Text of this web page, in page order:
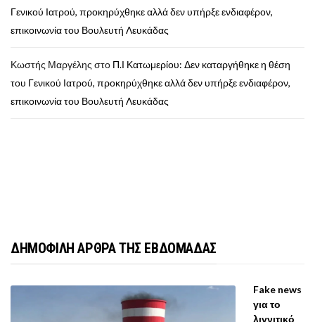
Γενικού Ιατρού, προκηρύχθηκε αλλά δεν υπήρξε ενδιαφέρον,
επικοινωνία του Βουλευτή Λευκάδας
Κωστής Μαργέλης στο Π.Ι Κατωμερίου: Δεν καταργήθηκε η θέση
του Γενικού Ιατρού, προκηρύχθηκε αλλά δεν υπήρξε ενδιαφέρον,
επικοινωνία του Βουλευτή Λευκάδας
ΔΗΜΟΦΙΛΗ ΑΡΘΡΑ ΤΗΣ ΕΒΔΟΜΑΔΑΣ
Fake news
για το
λιγνιτικό